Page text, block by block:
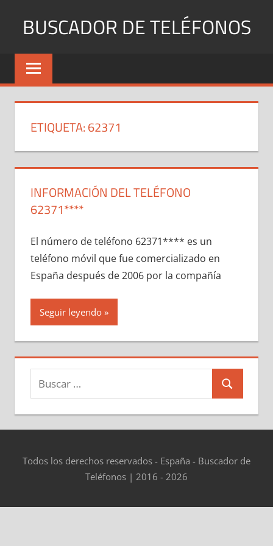
BUSCADOR DE TELÉFONOS
Identifica
Números
y
ETIQUETA:62371
INFORMACIÓN DEL TELÉFONO
62371****
El número dе teléfono 62371**** es un
teléfono móvil quе fue comercializado en
España después dе 2006 pοr la compañía
Seguir leyendo
Buscar:
Buscar
Todos los derechos reservados - España - Buscador de
Teléfonos | 2016 - 2026